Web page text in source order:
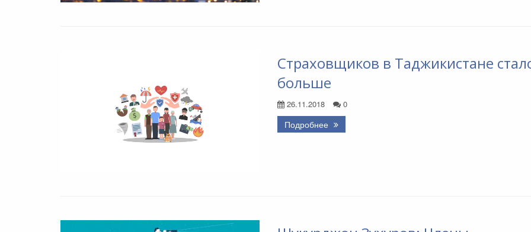
Страховщиков в Таджикистане
больше
26.11.2018 0
Подробнее